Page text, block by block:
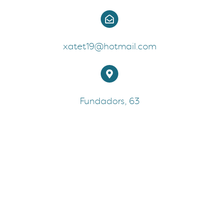
xatet19@hotmail.com
Fundadors, 63